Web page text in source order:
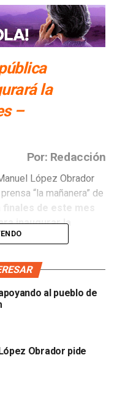
la
–
Por: Redacción
López Obrador
“la mañanera” de
finales de este mes
inaugurar la
Ciudad Valles –
en el
ciento.
al pueblo de
Obrador pide